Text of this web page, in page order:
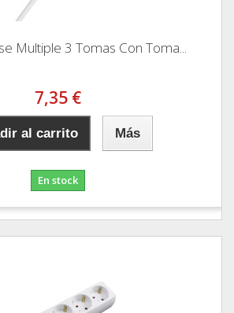
Multiple 3 Tomas Con Toma...
7,35 €
al carrito Más
En stock